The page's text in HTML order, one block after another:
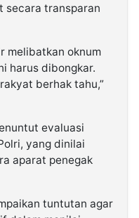
secara transparan
melibatkan oknum
harus dibongkar.
berhak tahu,”
evaluasi
yang dinilai
aparat penegak
tuntutan agar